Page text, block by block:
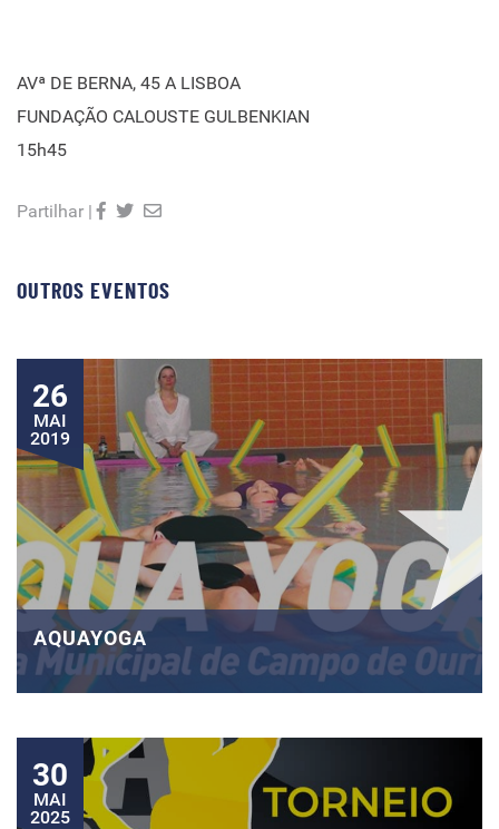
AVª DE BERNA, 45 A LISBOA
FUNDAÇÃO CALOUSTE GULBENKIAN
15h45
Partilhar |
OUTROS EVENTOS
26
MAI
2019
AQUAYOGA
30
MAI
2025